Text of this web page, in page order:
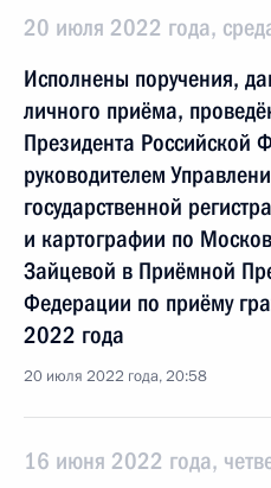
20 июля 2022 года,
Исполнены поручения,
личного приёма,
Президента Российской
руководителем
государственной
и картографии по
Зайцевой в Приёмной
Федерации по приёму
2022 года
20 июля 2022 года, 20:58
16 июня 2022 года,